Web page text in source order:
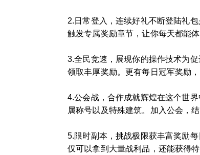
2.日常登入，连续好礼不断登陆礼
触发专属奖励章节，让你每天都能
3.全民竞速，展现你的操作技术为
领取丰厚奖励。更有每日冠军奖励
4.公会战，合作成就辉煌在这个世
属称号以及特殊建筑。加入公会，
5.限时副本，挑战极限获丰富奖励
仅可以拿到大量战利品，还能获得